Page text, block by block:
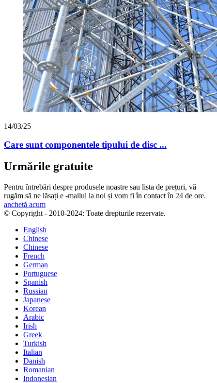
14/03/25
Care sunt componentele tipului de disc ...
Urmările gratuite
Pentru întrebări despre produsele noastre sau lista de prețuri, vă
rugăm să ne lăsați e -mailul la noi și vom fi în contact în 24 de ore.
anchetă acum
© Copyright - 2010-2024: Toate drepturile rezervate.
English
Chinese
Chinese
French
German
Portuguese
Spanish
Russian
Japanese
Korean
Arabic
Irish
Greek
Turkish
Italian
Danish
Romanian
Indonesian